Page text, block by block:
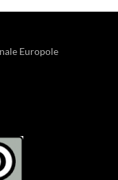
Europole